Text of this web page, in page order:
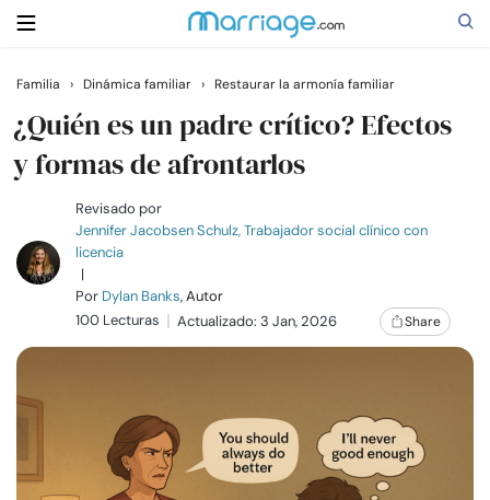
Buscar
Casarse
Relaciones
Familia
Ayuda
Cursos
Familia › Dinámica familiar › Restaurar la armonía familiar
¿Quién es un padre crítico? Efectos
y formas de afrontarlos
Revisado por
Jennifer Jacobsen Schulz, Trabajador social clínico con
licencia
|
Por Dylan Banks, Autor
100 Lecturas
Actualizado: 3 Jan, 2026 Share